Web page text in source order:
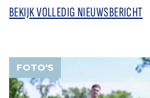
BEKIJK VOLLEDIG NIEUWSBERICHT
FOTO'S